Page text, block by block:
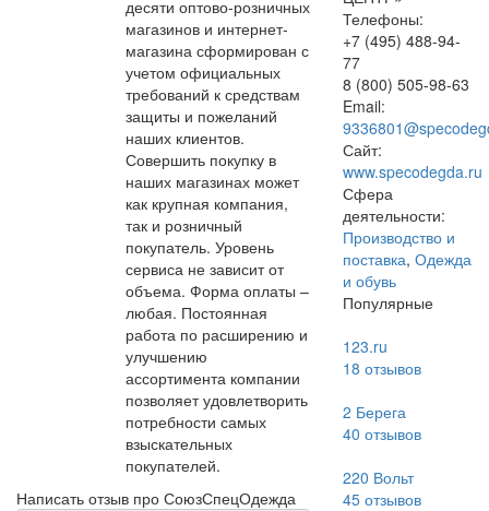
десяти оптово-розничных
магазинов и интернет-
магазина сформирован с
учетом официальных
требований к средствам
защиты и пожеланий
наших клиентов.
Совершить покупку в
наших магазинах может
как крупная компания,
так и розничный
покупатель. Уровень
сервиса не зависит от
объема. Форма оплаты –
любая. Постоянная
работа по расширению и
улучшению
ассортимента компании
позволяет удовлетворить
потребности самых
взыскательных
покупателей.
Написать отзыв про СоюзСпецОдежда
Телефоны:
+7 (495) 488-94-
77
8 (800) 505-98-63
Email:
Сайт:
www.specodegda.ru
Сфера
деятельности:
Производство и
поставка, Одежда
и обувь
Популярные
123.ru
18 отзывов
2 Берега
40 отзывов
220 Вольт
45отзывов